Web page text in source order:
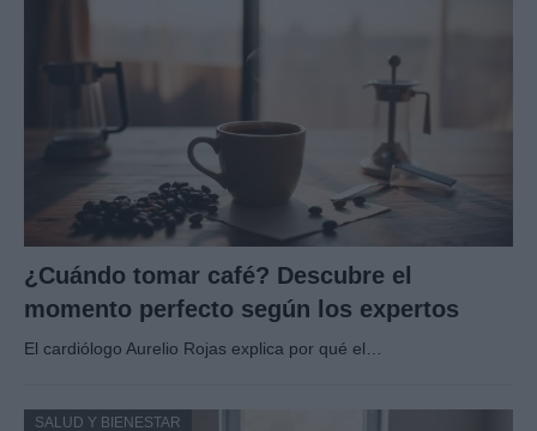
¿Cuándo tomar café? Descubre el
momento perfecto según los expertos
El cardiólogo Aurelio Rojas explica por qué el…
SALUD Y BIENESTAR